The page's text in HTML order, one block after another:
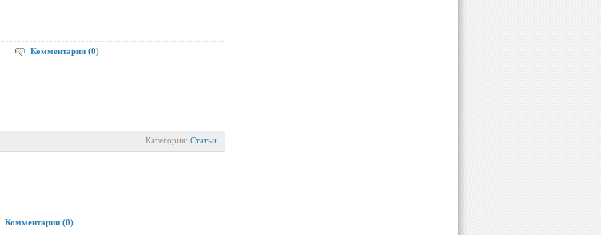
Комментарии (0)
Категория: Статьи
Комментарии (0)